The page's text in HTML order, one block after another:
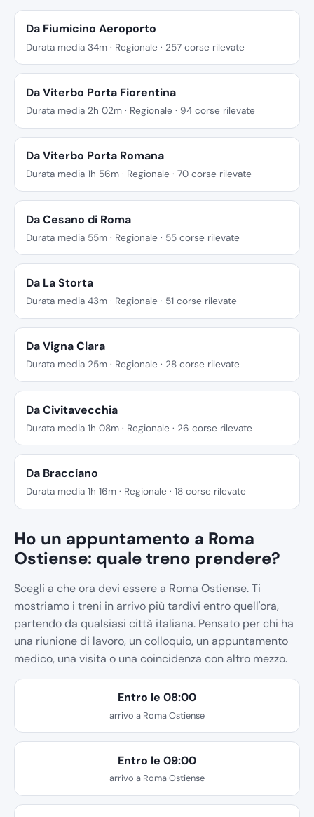
Da Fiumicino Aeroporto
Durata media 34m · Regionale · 257 corse rilevate
Da Viterbo Porta Fiorentina
Durata media 2h 02m · Regionale · 94 corse rilevate
Da Viterbo Porta Romana
Durata media 1h 56m · Regionale · 70 corse rilevate
Da Cesano di Roma
Durata media 55m · Regionale · 55 corse rilevate
Da La Storta
Durata media 43m · Regionale · 51 corse rilevate
Da Vigna Clara
Durata media 25m · Regionale · 28 corse rilevate
Da Civitavecchia
Durata media 1h 08m · Regionale · 26 corse rilevate
Da Bracciano
Durata media 1h 16m · Regionale · 18 corse rilevate
Ho un appuntamento a Roma
Ostiense: quale treno prendere?
Scegli a che ora devi essere a Roma Ostiense. Ti
mostriamo i treni in arrivo più tardivi entro quell'ora,
partendo da qualsiasi città italiana. Pensato per chi ha
una riunione di lavoro, un colloquio, un appuntamento
medico, una visita o una coincidenza con altro mezzo.
Entro le 08:00
arrivo a Roma Ostiense
Entro le 09:00
arrivo a Roma Ostiense